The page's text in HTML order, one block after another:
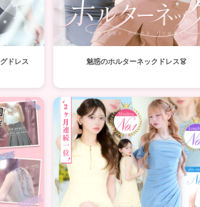
ドレス 魅惑のホルターネックドレス👗